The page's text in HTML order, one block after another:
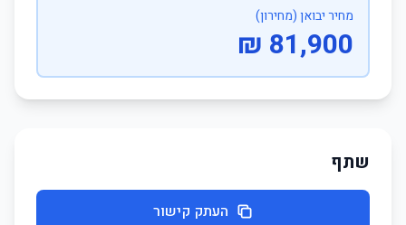
מחיר יבואן (מחירון)
81,900 ₪
שתף
העתק קישור